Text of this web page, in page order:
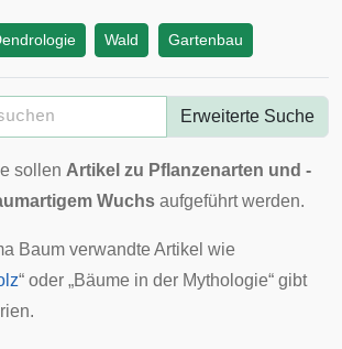
Wald Gartenbau
Erweiterte Suche
sollen Artikel zu Pflanzenarten und -
Wuchs aufgeführt werden.
Baum verwandte Artikel wie
“ oder „Bäume in der Mythologie“ gibt